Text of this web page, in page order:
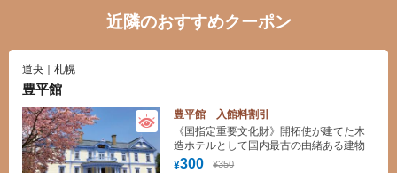
近隣のおすすめクーポン
道央｜札幌
豊平館
豊平館 入館料割引
¥300 ¥350
《国指定重要文化財》開拓使が建てた木
造ホテルとして国内最古の由緒ある建物